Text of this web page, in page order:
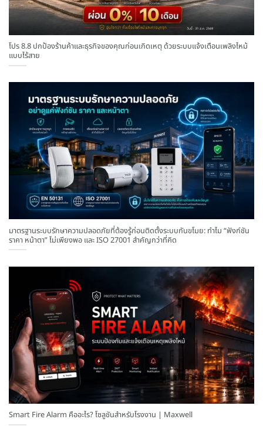
โปร 8.8 ปกป้องร้านค้าและธุรกิจของคุณก่อนเกิดเหตุ ด้วยระบบแจ้งเตือนเพลิงไหม้
แบบไร้สาย
มาตรฐานระบบรักษาความปลอดภัยที่ต้องรู้ก่อนติดตั้งระบบกันขโมย: ทำไม “ฟังก์ชัน
ราคา หน้าตา” ไม่เพียงพอ และ ISO 27001 สำคัญกว่าที่คิด
Smart Fire Alarm คืออะไร? โซลูชันสำหรับโรงงาน | Maxwell